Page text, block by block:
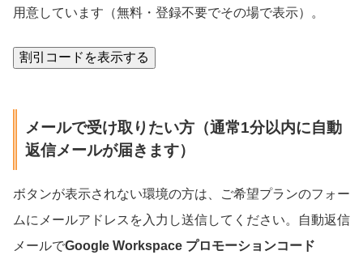
用意しています（無料・登録不要でその場で表示）。
割引コードを表示する
メールで受け取りたい方（通常1分以内に自動
返信メールが届きます）
ボタンが表示されない環境の方は、ご希望プランのフォー
ムにメールアドレスを入力し送信してください。自動返信
メールでGoogle Workspace プロモーションコード